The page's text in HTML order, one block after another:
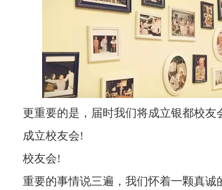
更重要的是，届时我们将成立银都校友
成立校友会!
校友会!
重要的事情说三遍，我们怀着一颗真诚